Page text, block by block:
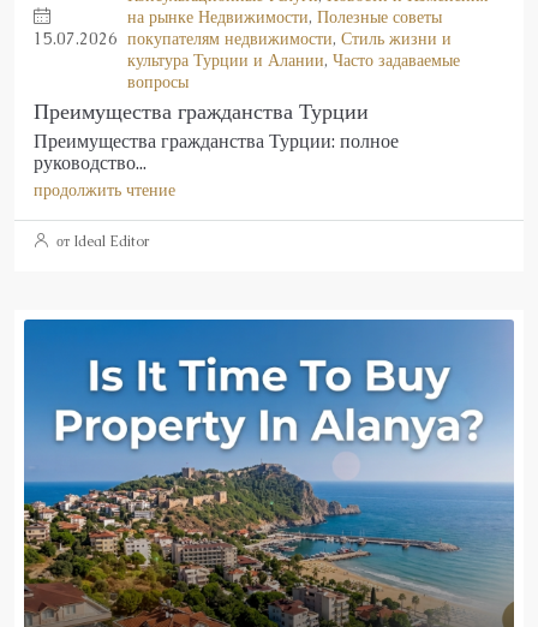
15.07.2026
на рынке Недвижимости, Полезные советы
покупателям недвижимости, Стиль жизни и
культура Турции и Алании, Часто задаваемые
вопросы
Преимущества гражданства Турции
Преимущества гражданства Турции: полное
руководство...
продолжить чтение
от Ideal Editor